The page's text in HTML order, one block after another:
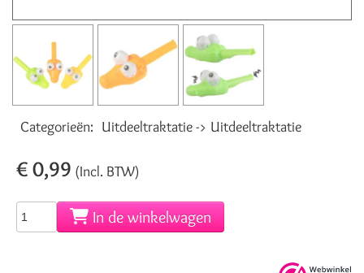
Categorieën: Uitdeeltraktatie -> Uitdeeltraktatie
€ 0,99 (Incl. BTW)
In de winkelwagen